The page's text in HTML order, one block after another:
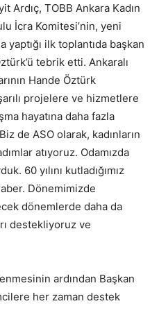
Ardıç, TOBB Ankara Kadın
İcra Komitesi’nin, yeni
yaptığı ilk toplantıda başkan
tebrik etti. Ankaralı
Hande Öztürk
projelere ve hizmetlere
hayatına daha fazla
de ASO olarak, kadınların
atıyoruz. Odamızda
60 yılını kutladığımız
Dönemimizde
dönemlerde daha da
destekliyoruz ve
ardından Başkan
her zaman destek